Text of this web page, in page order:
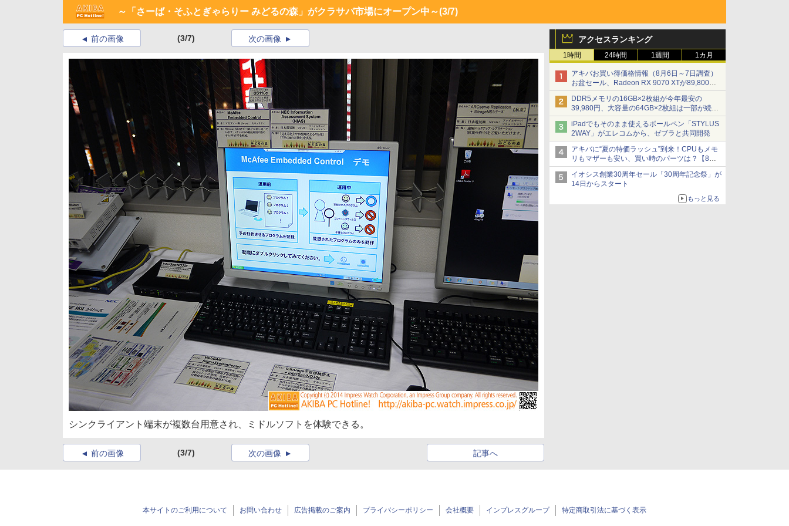
～「さーば・そふとぎゃらりー みどるの森」がクラサバ市場にオープン中～(3/7)
アクセスランキング
1時間 24時間 1週間 1カ月
アキバお買い得価格情報（8月6日～7日調査）
お盆セール、Radeon RX 9070 XTが89,800
円、水平周波数24.8kHz対応の17型モニターが
9,801円、暑さ指数連動セール ほか
DDR5メモリの16GB×2枚組が今年最安の
39,980円、大容量の64GB×2枚組は一部が続騰
[8月前半のメモリ価格]
iPadでもそのまま使えるボールペン「STYLUS
2WAY」がエレコムから、ゼブラと共同開発
アキバに“夏の特価ラッシュ”到来！CPUもメモ
リもマザーも安い、買い時のパーツは？【8月7
日(金)22時配信】
イオシス創業30周年セール「30周年記念祭」が
14日からスタート
もっと見る
前の画像 (3/7) 次の画像
シンクライアント端末が複数台用意され、ミドルソフトを体験できる。
前の画像 (3/7) 記事へ
次の画像
本サイトのご利用について お問い合わせ 広告掲載のご案内 プライバシーポリシー 会社概要 インプレスグループ 特定商取引法に基づく表示